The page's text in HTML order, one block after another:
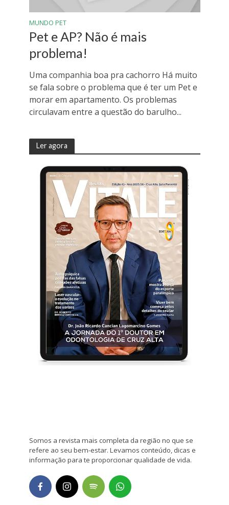
MUNDO PET
Pet e AP? Não é mais
problema!
Uma companhia boa pra cachorro Há muito
se fala sobre o problema que é ter um Pet e
morar em apartamento. Os problemas
circulavam entre a questão do barulho...
Ler agora
Somos a revista mais completa da região no que se
refere ao seu bem-estar. Levamos conteúdo, dicas e
informação para te proporcionar qualidade de vida.